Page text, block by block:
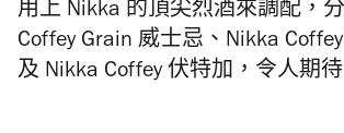
用上 Nikka 的頂尖烈酒來調配，
Coffey Grain 威士忌、 Nikka Coffey
及 Nikka Coffey 伏特加，令人期待